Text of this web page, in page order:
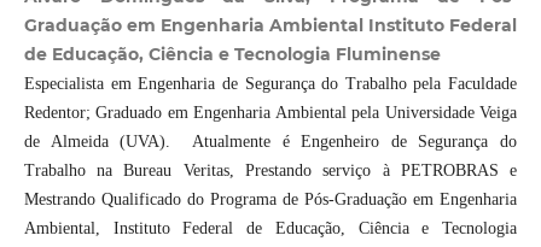
Graduação em Engenharia Ambiental Instituto Federal
de Educação, Ciência e Tecnologia Fluminense
Especialista em Engenharia de Segurança do Trabalho pela Faculdade
Redentor; Graduado em Engenharia Ambiental pela Universidade Veiga
de Almeida (UVA). Atualmente é Engenheiro de Segurança do
Trabalho na Bureau Veritas, Prestando serviço à PETROBRAS e
Mestrando Qualificado do Programa de Pós-Graduação em Engenharia
Ambiental, Instituto Federal de Educação, Ciência e Tecnologia